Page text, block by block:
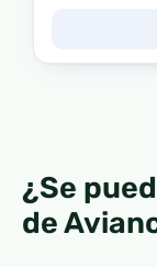
¿Se
de